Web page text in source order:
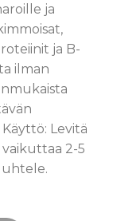
ja
ja B-
ilman
Levitä
2-5